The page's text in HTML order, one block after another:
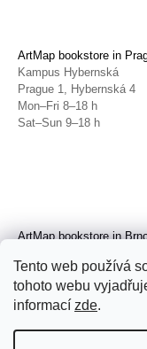
Tento web používá
tohoto webu
informací zde.
ArtMap bookstore in
Kampus Hybernská
Prague 1, Hybernská 4
Mon–Fri 8–18 h
Sat–Sun 9–18 h
ArtMap bookstore in
Brno, Radnická 4
Tue–Fri 11–19 h
Sat 14–19 h